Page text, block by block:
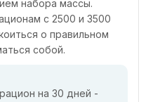
набора массы.
с 2500 и 3500
о правильном
собой.
на 30 дней -